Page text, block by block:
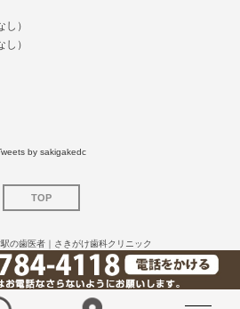
）
）
by sakigakedc
TOP
の歯医者｜さきがけ歯科クリニック